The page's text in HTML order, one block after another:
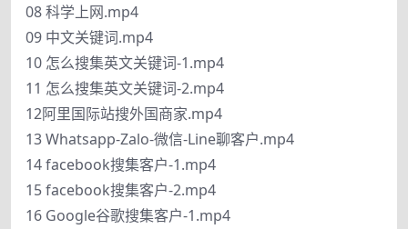
08 科学上网.mp4
09 中文关键词.mp4
10 怎么搜集英文关键词-1.mp4
11 怎么搜集英文关键词-2.mp4
12阿里国际站搜外国商家.mp4
13 Whatsapp-Zalo-微信-Line聊客户.mp4
14 facebook搜集客户-1.mp4
15 facebook搜集客户-2.mp4
16 Google谷歌搜集客户-1.mp4